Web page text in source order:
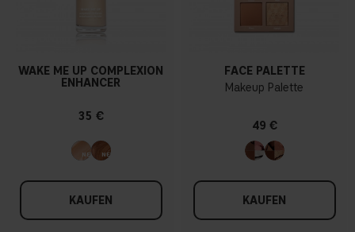
WAKE ME UP COMPLEXION
ENHANCER
35 €
KAUFEN
FACE PALETTE
Makeup Palette
49 €
KAUFEN